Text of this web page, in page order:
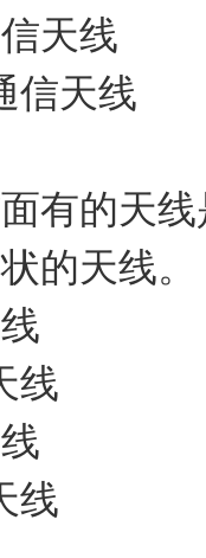
天线
有的天
的天线。